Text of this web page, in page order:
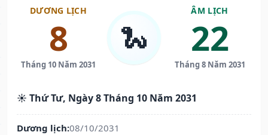
DƯƠNG LỊCH
8
Tháng 10 Năm 2031
🐍
ÂM LỊCH
22
Tháng 8 Năm 2031
☀️ Thứ Tư, Ngày 8 Tháng 10 Năm 2031
Dương lịch:08/10/2031